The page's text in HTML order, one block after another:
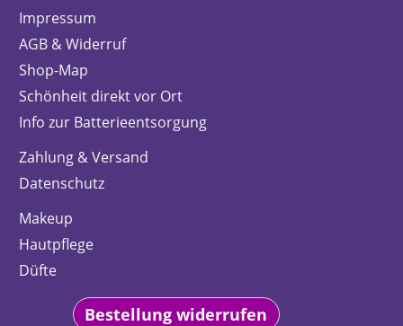
Impressum
AGB & Widerruf
Shop-Map
Schönheit direkt vor Ort
Info zur Batterieentsorgung
Zahlung & Versand
Datenschutz
Makeup
Hautpflege
Düfte
Bestellung widerrufen